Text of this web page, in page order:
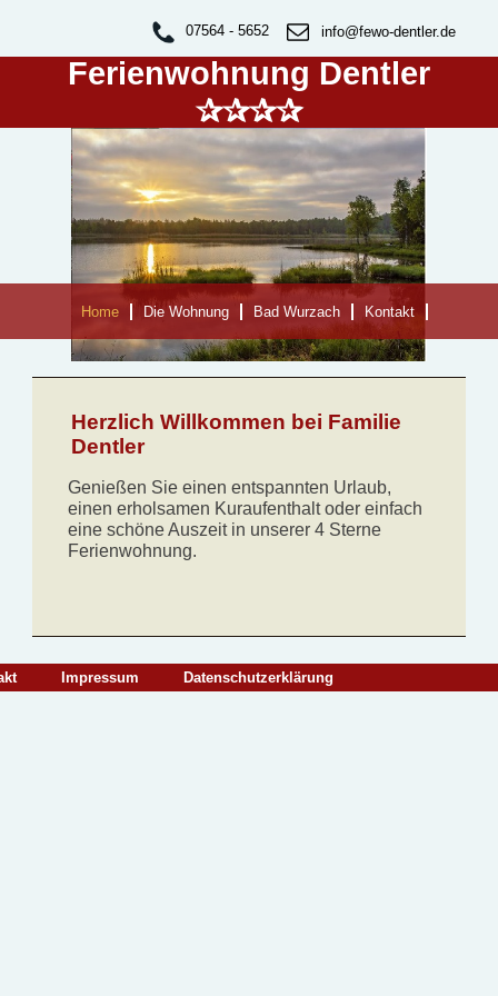
07564 - 5652 info@fewo-dentler.de
Ferienwohnung Dentler
✰✰✰✰
Home Die Wohnung Bad Wurzach Kontakt
Herzlich Willkommen bei Familie
Dentler
Genießen Sie einen entspannten Urlaub,
einen erholsamen Kuraufenthalt oder einfach
eine schöne Auszeit in unserer 4 Sterne
Ferienwohnung.
Impressum Datenschutzerklärung